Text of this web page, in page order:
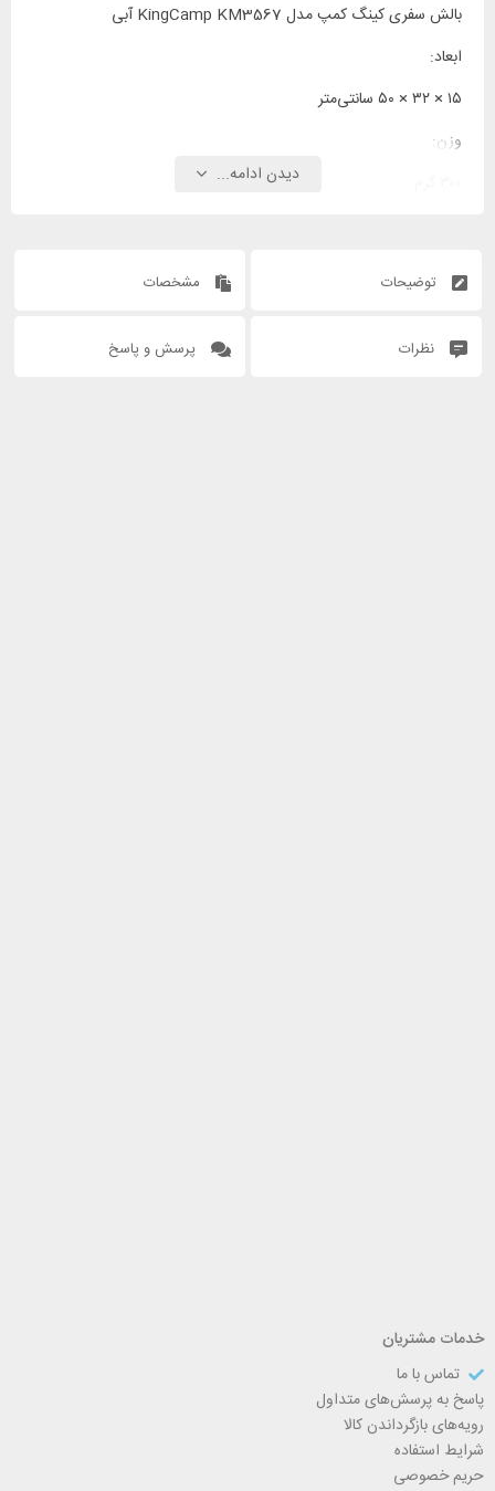
بالش سفری کینگ کمپ مدل KingCamp KM3567 آبی
ابعاد:
۱۵ × ۳۲ × ۵۰ سانتی‌متر
وزن:
دیدن ادامه...
توضیحات مشخصات
نظرات پرسش و پاسخ
خدمات مشتریان
تماس با ما
پاسخ به پرسش‌های متداول
رویه‌های بازگرداندن کالا
شرایط استفاده
حریم خصوصی